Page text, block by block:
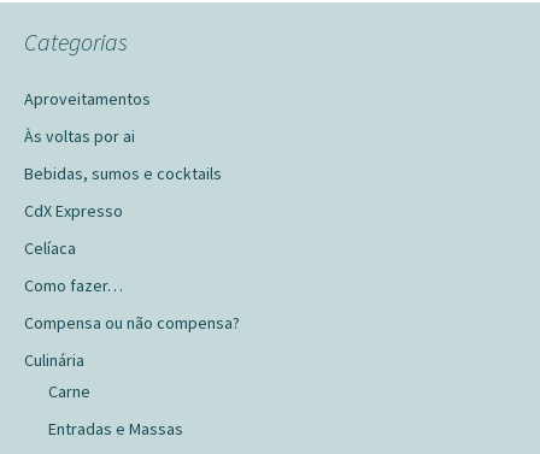
Categorias
Aproveitamentos
Às voltas por ai
Bebidas, sumos e cocktails
CdX Expresso
Celíaca
Como fazer…
Compensa ou não compensa?
Culinária
Carne
Entradas e Massas